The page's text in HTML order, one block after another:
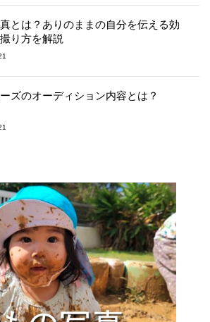
とは？ありのままの自分を伝える効
り方を解説
ズのオーディション内容とは？